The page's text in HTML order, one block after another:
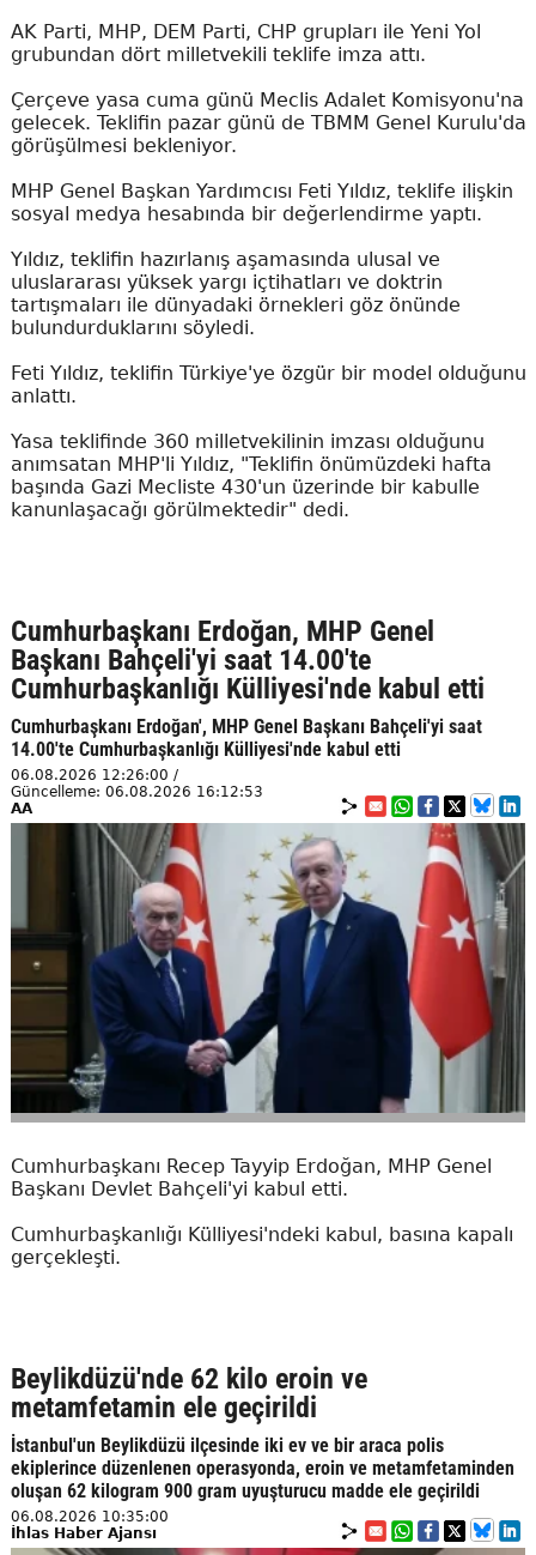
AK Parti, MHP, DEM Parti, CHP grupları ile Yeni Yol
grubundan dört milletvekili teklife imza attı.
Çerçeve yasa cuma günü Meclis Adalet Komisyonu'na
gelecek. Teklifin pazar günü de TBMM Genel Kurulu'da
görüşülmesi bekleniyor.
MHP Genel Başkan Yardımcısı Feti Yıldız, teklife ilişkin
sosyal medya hesabında bir değerlendirme yaptı.
Yıldız, teklifin hazırlanış aşamasında ulusal ve
uluslararası yüksek yargı içtihatları ve doktrin
tartışmaları ile dünyadaki örnekleri göz önünde
bulundurduklarını söyledi.
Feti Yıldız, teklifin Türkiye'ye özgür bir model olduğunu
anlattı.
Yasa teklifinde 360 milletvekilinin imzası olduğunu
anımsatan MHP'li Yıldız, "Teklifin önümüzdeki hafta
başında Gazi Mecliste 430'un üzerinde bir kabulle
kanunlaşacağı görülmektedir" dedi.
Cumhurbaşkanı Erdoğan, MHP Genel
Başkanı Bahçeli'yi saat 14.00'te
Cumhurbaşkanlığı Külliyesi'nde kabul etti
Cumhurbaşkanı Erdoğan', MHP Genel Başkanı Bahçeli'yi saat
14.00'te Cumhurbaşkanlığı Külliyesi'nde kabul etti
06.08.2026 12:26:00 /
Güncelleme: 06.08.2026 16:12:53
AA
Cumhurbaşkanı Recep Tayyip Erdoğan, MHP Genel
Başkanı Devlet Bahçeli'yi kabul etti.
Cumhurbaşkanlığı Külliyesi'ndeki kabul, basına kapalı
gerçekleşti.
Beylikdüzü'nde 62 kilo eroin ve
metamfetamin ele geçirildi
İstanbul'un Beylikdüzü ilçesinde iki ev ve bir araca polis
ekiplerince düzenlenen operasyonda, eroin ve metamfetaminden
oluşan 62 kilogram 900 gram uyuşturucu madde ele geçirildi
06.08.2026 10:35:00
İhlas Haber Ajansı